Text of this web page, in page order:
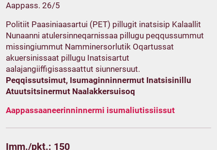
Aappass. 26/5
Politiit Paasiniaasartui (PET) pillugit inatsisip Kalaallit
Nunaanni atulersinneqarnissaa pillugu peqqussummut
missingiummut Namminersorlutik Oqartussat
akuersinissaat pillugu Inatsisartut
aalajangiiffigisassaattut siunnersuut.
Peqqissutsimut, Isumaginninnermut Inatsisinillu
Atuutsitsinermut Naalakkersuisoq
Aappassaaneerinninnermi isumaliutissiissut
Imm./pkt.: 150